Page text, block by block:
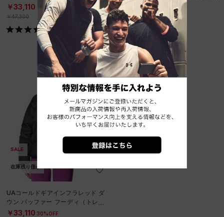
ニング/WOMEN）
￥33,110
30%OFF
￥47,300
ニング/WOMEN）
￥33,11030%OFF
￥47,300
SALE
在庫残り僅か
UAコールドギアインフラレッド ダ
ウン パッファー フーディ（トレー
ニング/WOMEN）
￥33,110 30%OFF